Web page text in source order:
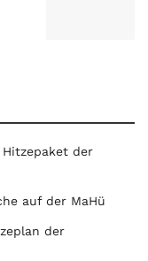
der
auf der MaHü
der